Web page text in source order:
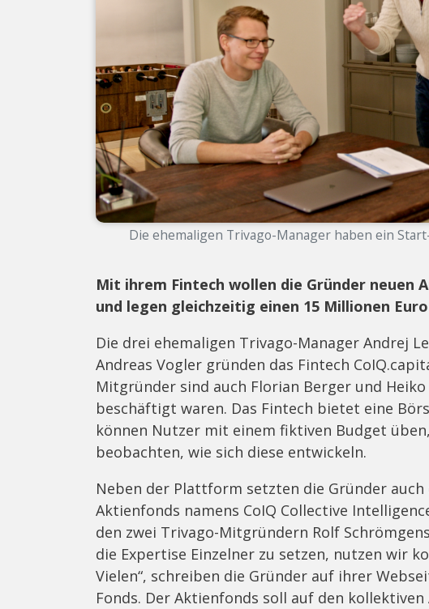
Die ehemaligen Trivago-Manager haben ein
Mit ihrem Fintech wollen die Gründer neuen
und legen gleichzeitig einen 15 Millionen
Die drei ehemaligen Trivago-Manager Andrej
Andreas Vogler gründen das Fintech
Mitgründer sind auch Florian Berger und
beschäftigt waren. Das Fintech bietet eine
können Nutzer mit einem fiktiven Budget
beobachten, wie sich diese entwickeln.
Neben der Plattform setzten die Gründer
Aktienfonds namens CoIQ Collective
den zwei Trivago-Mitgründern Rolf
die Expertise Einzelner zu setzen, nutzen wir
Vielen“, schreiben die Gründer auf ihrer
Fonds. Der Aktienfonds soll auf den